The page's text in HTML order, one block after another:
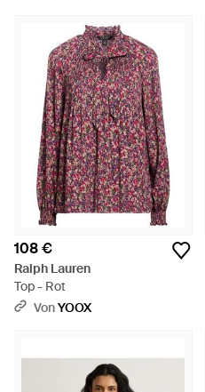
108 €
Ralph Lauren
Top - Rot
VonYOOX